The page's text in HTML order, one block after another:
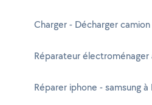
Charger - Décharger
Réparateur électroménager
Réparer iphone - samsung à